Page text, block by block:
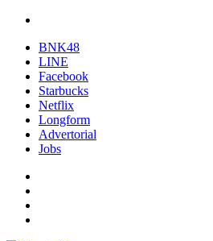
BNK48
LINE
Facebook
Starbucks
Netflix
Longform
Advertorial
Jobs